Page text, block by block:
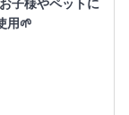
お子様やペットに
用🌱